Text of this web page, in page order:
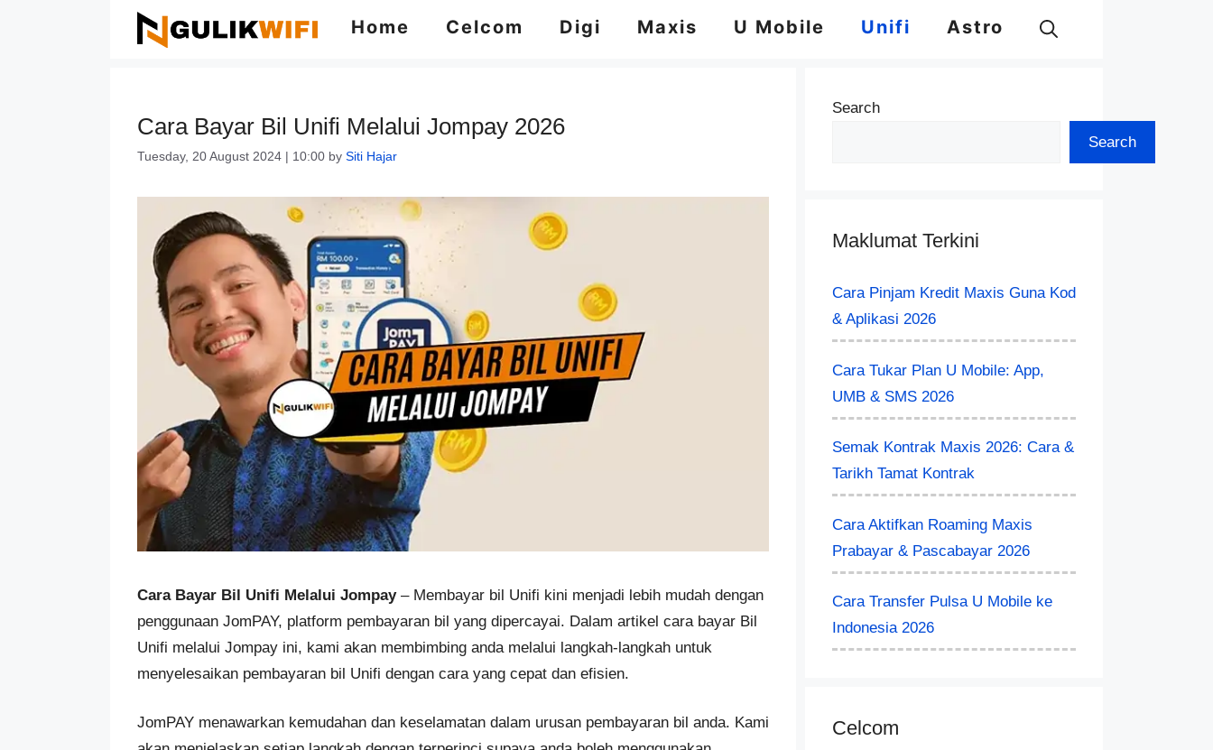
Home Celcom Digi Maxis U Mobile Unifi Astro
Cara Bayar Bil Unifi Melalui Jompay 2026
Tuesday, 20 August 2024 | 10:00 by Siti Hajar
Cara Bayar Bil Unifi Melalui Jompay– Membayar bil Unifi kini menjadi lebih mudah dengan
penggunaan JomPAY, platform pembayaran bil yang dipercayai. Dalam artikel cara bayar Bil
Unifi melalui Jompay ini, kami akan membimbing anda melalui langkah-langkah untuk
menyelesaikan pembayaran bil Unifi dengan cara yang cepat dan efisien.
JomPAY menawarkan kemudahan dan keselamatan dalam urusan pembayaran bil anda. Kami
Search
Search
Maklumat Terkini
Cara Pinjam Kredit Maxis Guna Kod
& Aplikasi 2026
Cara Tukar Plan U Mobile: App,
UMB & SMS 2026
Semak Kontrak Maxis 2026: Cara &
Tarikh Tamat Kontrak
Cara Aktifkan Roaming Maxis
Prabayar & Pascabayar 2026
Cara Transfer Pulsa U Mobile ke
Indonesia 2026
Celcom